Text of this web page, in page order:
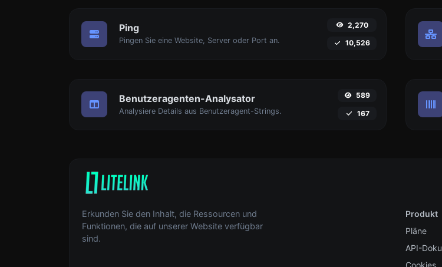
Ping
Pingen Sie eine Website, Server oder Port an.
2,270
10,526
Benutzeragenten-Analysator
Analysiere Details aus Benutzeragent-Strings.
589
167
Erkunden Sie den Inhalt, die Ressourcen und
Funktionen, die auf unserer Website verfügbar
sind.
Produkt
Pläne
API-